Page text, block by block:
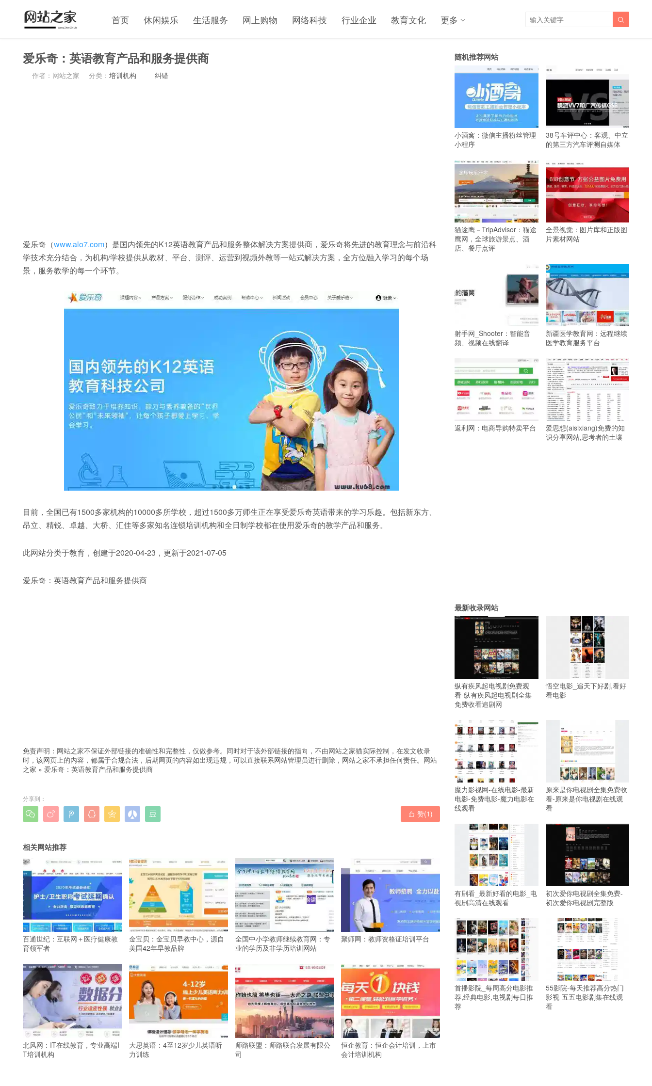
首页 休闲娱乐 生活服务 网上购物 网络科技 行业企业 教育文化 更多 
爱乐奇：英语教育产品和服务提供商
作者：网站之家 分类： 培训机构 纠错
爱乐奇（www.alo7.com）是国内领先的K12英语教育产品和服务整体解决方案提供商，爱乐奇将先进的教育理念与前沿科
学技术充分结合，为机构/学校提供从教材、平台、测评、运营到视频外教等一站式解决方案，全方位融入学习的每个场
景，服务教学的每一个环节。
目前，全国已有1500多家机构的10000多所学校，超过1500多万师生正在享受爱乐奇英语带来的学习乐趣。包括新东方、
昂立、精锐、卓越、大桥、汇佳等多家知名连锁培训机构和全日制学校都在使用爱乐奇的教学产品和服务。
此网站分类于教育，创建于2020-04-23，更新于2021-07-05
爱乐奇：英语教育产品和服务提供商
免责声明：网站之家不保证外部链接的准确性和完整性，仅做参考。同时对于该外部链接的指向，不由网站之家猫实际控制，在发文收录
时，该网页上的内容，都属于合规合法，后期网页的内容如出现违规，可以直接联系网站管理员进行删除，网站之家不承担任何责任。 网站
之家 » 爱乐奇：英语教育产品和服务提供商
分享到：
        赞(1)
相关网站推荐
百通世纪：互联网＋医疗健康教
育领军者
金宝贝：金宝贝早教中心，源自
美国42年早教品牌
全国中小学教师继续教育网：专
业的学历及非学历培训网站
聚师网：教师资格证培训平台
北风网：IT在线教育，专业高端I
T培训机构
大思英语：4至12岁少儿英语听
力训练
师路联盟：师路联合发展有限公
司
恒企教育：恒企会计培训，上市
会计培训机构
随机推荐网站
小酒窝：微信主播粉丝管理
小程序
38号车评中心：客观、中立
的第三方汽车评测自媒体
猫途鹰－TripAdvisor：猫途
鹰网，全球旅游景点、酒
店、餐厅点评
全景视觉：图片库和正版图
片素材网站
射手网_Shooter：智能音
频、视频在线翻译
新疆医学教育网：远程继续
医学教育服务平台
返利网：电商导购特卖平台
爱思想(aisixiang)免费的知
识分享网站,思考者的土壤
最新收录网站
纵有疾风起电视剧免费观
看-纵有疾风起电视剧全集
免费收看追剧网
悟空电影_追天下好剧,看好
看电影
魔力影视网-在线电影-最新
电影-免费电影-魔力电影在
线观看
原来是你电视剧全集免费收
看-原来是你电视剧在线观
看
有剧看_最新好看的电影_电
视剧高清在线观看
初次爱你电视剧全集免费-
初次爱你电视剧完整版
首播影院_每周高分电影推
荐,经典电影,电视剧每日推
荐
55影院-每天推荐高分热门
影视-五五电影剧集在线观
看